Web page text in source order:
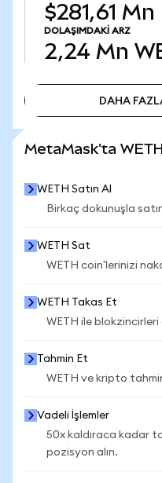
$281,61 Mn
DOLAŞIMDAKI ARZ
2,24 Mn
DAHA
MetaMask'ta
WETH Satın Al
Birkaç dokunuşla
WETH Sat
WETH coin'lerinizi
WETH Takas Et
WETH ile blokzincirleri
Tahmin Et
WETH ve kripto
Vadeli İşlemler
50x kaldıraca kadar
pozisyon alın.